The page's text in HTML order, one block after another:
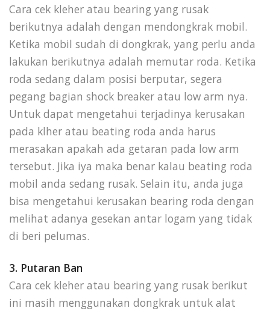
Cara cek kleher atau bearing yang rusak
berikutnya adalah dengan mendongkrak mobil.
Ketika mobil sudah di dongkrak, yang perlu anda
lakukan berikutnya adalah memutar roda. Ketika
roda sedang dalam posisi berputar, segera
pegang bagian shock breaker atau low arm nya.
Untuk dapat mengetahui terjadinya kerusakan
pada klher atau beating roda anda harus
merasakan apakah ada getaran pada low arm
tersebut. Jika iya maka benar kalau beating roda
mobil anda sedang rusak. Selain itu, anda juga
bisa mengetahui kerusakan bearing roda dengan
melihat adanya gesekan antar logam yang tidak
di beri pelumas.
3. Putaran Ban
Cara cek kleher atau bearing yang rusak berikut
ini masih menggunakan dongkrak untuk alat